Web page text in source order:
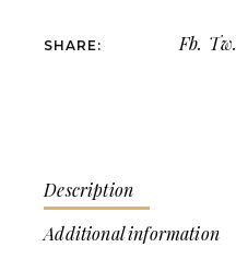
SHARE: Fb. Tw.
Description
Additional information